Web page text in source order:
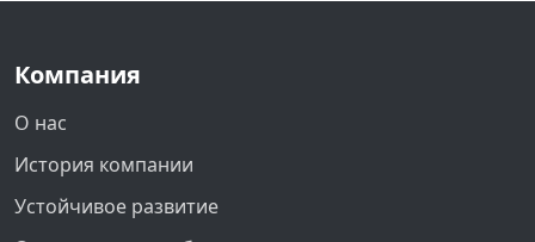
Компания
О нас
История компании
Устойчивое развитие